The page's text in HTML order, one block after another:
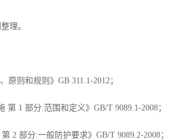
理。
原则和规则》GB 311.1-2012；
1 部分:范围和定义》GB/T 9089.1-2008；
2 部分:一般防护要求》GB/T 9089.2-2008；